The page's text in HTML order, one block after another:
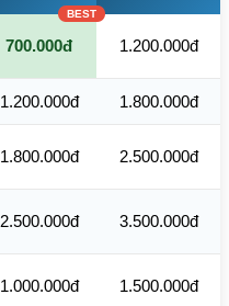
700.000đ 1.200.000đ
1.200.000đ 1.800.000đ
1.800.000đ 2.500.000đ
2.500.000đ 3.500.000đ
1.000.000đ 1.500.000đ